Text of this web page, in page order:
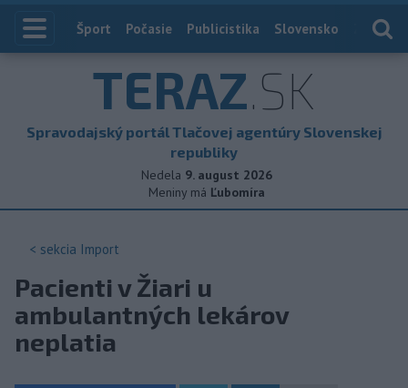
Index
Šport Počasie Publicistika Slovensko
TERAZ.SK
Spravodajský portál Tlačovej agentúry Slovenskej
republiky
Nedela 9. august 2026
Meniny má Ľubomíra
< sekcia Import
Pacienti v Žiari u
ambulantných lekárov
neplatia